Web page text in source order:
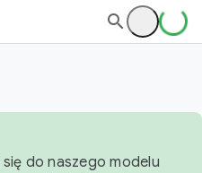
do naszego modelu